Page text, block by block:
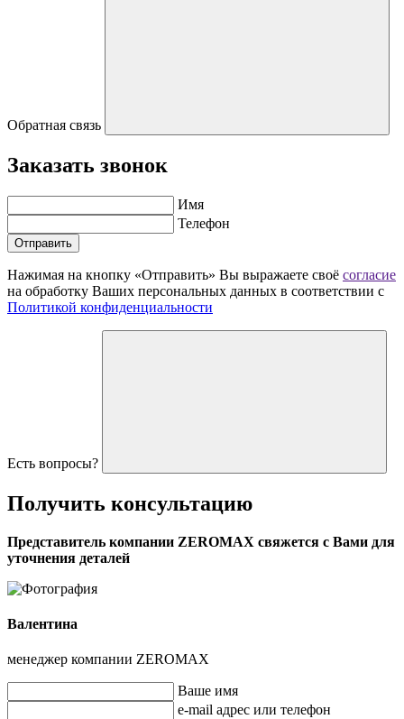
Обратная связь
Заказать звонок
Имя
Телефон
Отправить
Нажимая на кнопку «Отправить» Вы выражаете своё согласие
на обработку Ваших персональных данных в соответствии с
Политикой конфиденциальности
Есть вопросы?
Получить консультацию
Представитель компании ZEROMAX свяжется с Вами для
уточнения деталей
Валентина
менеджер компании ZEROMAX
Ваше имя
e-mail адрес или телефон